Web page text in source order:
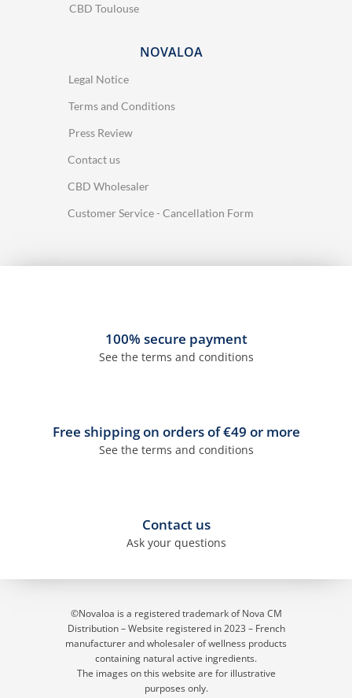
CBD Toulouse
NOVALOA
Legal Notice
Terms and Conditions
Press Review
Contact us
CBD Wholesaler
Customer Service - Cancellation Form
100% secure payment
See the terms and conditions
Free shipping on orders of €49 or more
See the terms and conditions
Contact us
Ask your questions
©Novaloa is a registered trademark of Nova CM
Distribution – Website registered in 2023 – French
manufacturer and wholesaler of wellness products
containing natural active ingredients.
The images on this website are for illustrative
purposes only.